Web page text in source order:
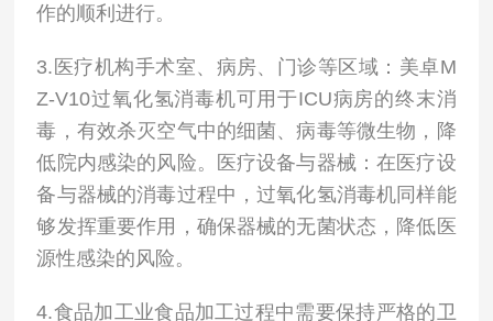
作的顺利进行。
3.医疗机构手术室、病房、门诊等区域：美卓M
Z-V10过氧化氢消毒机可用于ICU病房的终末消
毒，有效杀灭空气中的细菌、病毒等微生物，降
低院内感染的风险。医疗设备与器械：在医疗设
备与器械的消毒过程中，过氧化氢消毒机同样能
够发挥重要作用，确保器械的无菌状态，降低医
源性感染的风险。
4.食品加工业食品加工过程中需要保持严格的卫